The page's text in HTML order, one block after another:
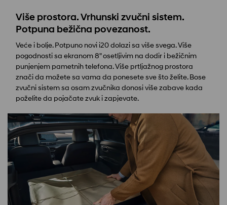
Više prostora. Vrhunski zvučni sistem.
Potpuna bežična povezanost.
Veće i bolje. Potpuno novi i20 dolazi sa više svega. Više
pogodnosti sa ekranom 8" osetljivim na dodir i bežičnim
punjenjem pametnih telefona. Više prtljažnog prostora
znači da možete sa vama da ponesete sve što želite. Bose
zvučni sistem sa osam zvučnika donosi više zabave kada
poželite da pojačate zvuk i zapjevate.